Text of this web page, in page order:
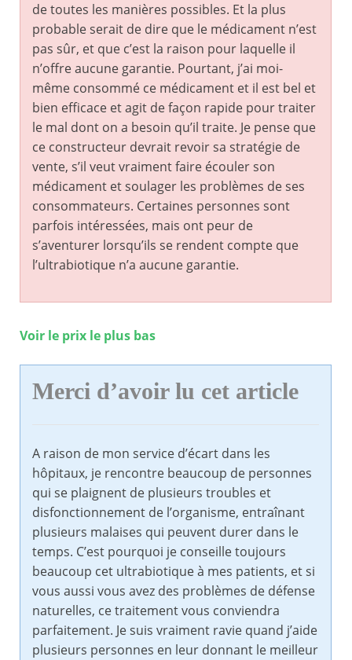
de toutes les manières possibles. Et la plus
probable serait de dire que le médicament n’est
pas sûr, et que c’est la raison pour laquelle il
n’offre aucune garantie. Pourtant, j’ai moi-
même consommé ce médicament et il est bel et
bien efficace et agit de façon rapide pour traiter
le mal dont on a besoin qu’il traite. Je pense que
ce constructeur devrait revoir sa stratégie de
vente, s’il veut vraiment faire écouler son
médicament et soulager les problèmes de ses
consommateurs. Certaines personnes sont
parfois intéressées, mais ont peur de
s’aventurer lorsqu’ils se rendent compte que
l’ultrabiotique n’a aucune garantie.
Voir le prix le plus bas
Merci d’avoir lu cet article
A raison de mon service d’écart dans les
hôpitaux, je rencontre beaucoup de personnes
qui se plaignent de plusieurs troubles et
disfonctionnement de l’organisme, entraînant
plusieurs malaises qui peuvent durer dans le
temps. C’est pourquoi je conseille toujours
beaucoup cet ultrabiotique à mes patients, et si
vous aussi vous avez des problèmes de défense
naturelles, ce traitement vous conviendra
parfaitement. Je suis vraiment ravie quand j’aide
plusieurs personnes en leur donnant le meilleur